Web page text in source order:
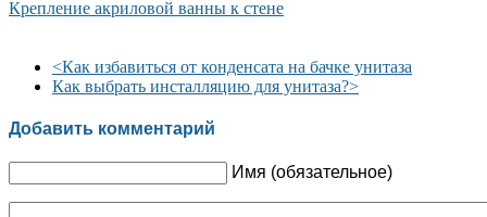
Крепление акриловой ванны к стене
<Как избавиться от конденсата на бачке унитаза
Как выбрать инсталляцию для унитаза?>
Добавить комментарий
Имя (обязательное)